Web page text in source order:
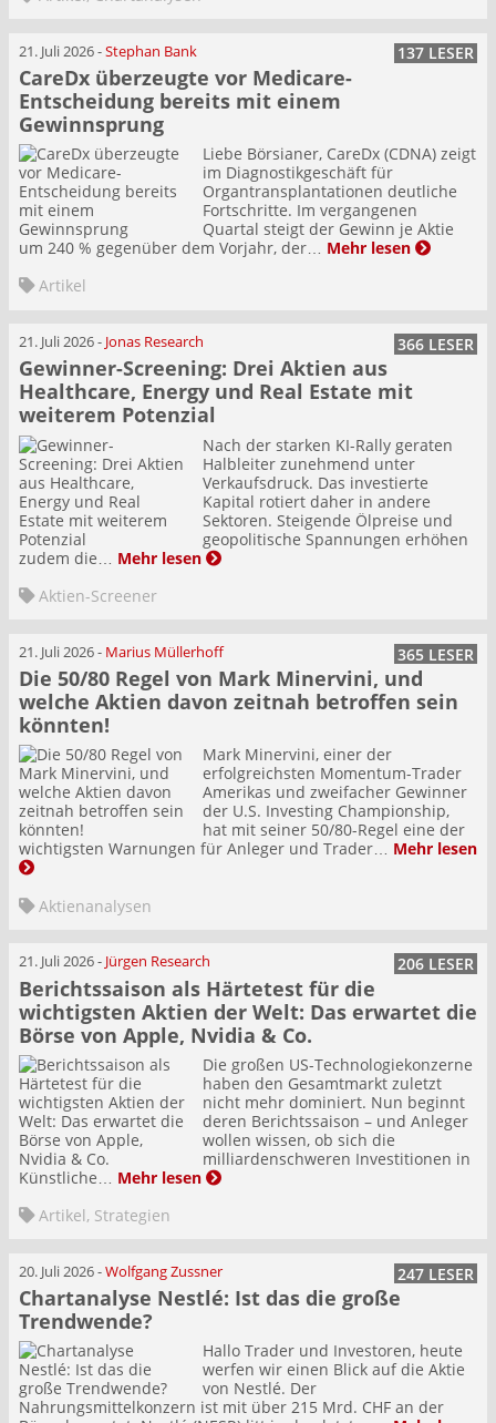
21. Juli 2026-Stephan Bank 137 LESER
CareDx überzeugte vor Medicare-
Entscheidung bereits mit einem
Gewinnsprung
Liebe Börsianer, CareDx (CDNA) zeigt
im Diagnostikgeschäft für
Organtransplantationen deutliche
Fortschritte. Im vergangenen
Quartal steigt der Gewinn je Aktie
um 240 % gegenüber dem Vorjahr, der… Mehr lesen
Artikel
21. Juli 2026- Jonas Research 366 LESER
Gewinner-Screening: Drei Aktien aus
Healthcare, Energy und Real Estate mit
weiterem Potenzial
Nach der starken KI-Rally geraten
Halbleiter zunehmend unter
Verkaufsdruck. Das investierte
Kapital rotiert daher in andere
Sektoren. Steigende Ölpreise und
geopolitische Spannungen erhöhen
zudem die… Mehr lesen
Aktien-Screener
21. Juli 2026- Marius Müllerhoff 365 LESER
Die 50/80 Regel von Mark Minervini, und
welche Aktien davon zeitnah betroffen sein
könnten!
Mark Minervini, einer der
erfolgreichsten Momentum-Trader
Amerikas und zweifacher Gewinner
der U.S. Investing Championship,
hat mit seiner 50/80-Regel eine der
wichtigsten Warnungen für Anleger und Trader… Mehr lesen
Aktienanalysen
21. Juli 2026- Jürgen Research 206 LESER
Berichtssaison als Härtetest für die
wichtigsten Aktien der Welt: Das erwartet die
Börse von Apple, Nvidia & Co.
Die großen US-Technologiekonzerne
haben den Gesamtmarkt zuletzt
nicht mehr dominiert. Nun beginnt
deren Berichtssaison – und Anleger
wollen wissen, ob sich die
milliardenschweren Investitionen in
Künstliche… Mehr lesen
Artikel, Strategien
20. Juli 2026-Wolfgang Zussner 247 LESER
Chartanalyse Nestlé: Ist das die große
Trendwende?
Hallo Trader und Investoren, heute
werfen wir einen Blick auf die Aktie
von Nestlé. Der
Nahrungsmittelkonzern ist mit über 215 Mrd. CHF an der